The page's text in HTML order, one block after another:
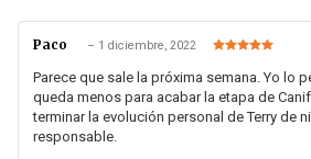
Paco – 1 diciembre, 2022
de 5
Parece que sale la próxima semana. Yo lo
queda menos para acabar la etapa de
terminar la evolución personal de Terry de
responsable.